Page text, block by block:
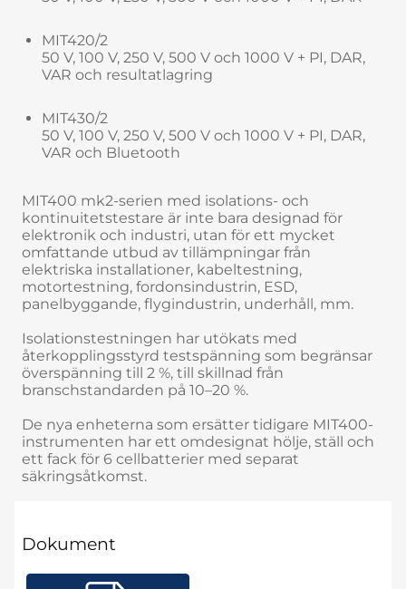
MIT420/2
50 V, 100 V, 250 V, 500 V och 1000 V + PI, DAR,
VAR och resultatlagring
MIT430/2
50 V, 100 V, 250 V, 500 V och 1000 V + PI, DAR,
VAR och Bluetooth
MIT400 mk2-serien med isolations- och
kontinuitetstestare är inte bara designad för
elektronik och industri, utan för ett mycket
omfattande utbud av tillämpningar från
elektriska installationer, kabeltestning,
motortestning, fordonsindustrin, ESD,
panelbyggande, flygindustrin, underhåll, mm.
Isolationstestningen har utökats med
återkopplingsstyrd testspänning som begränsar
överspänning till 2 %, till skillnad från
branschstandarden på 10–20 %.
De nya enheterna som ersätter tidigare MIT400-
instrumenten har ett omdesignat hölje, ställ och
ett fack för 6 cellbatterier med separat
säkringsåtkomst.
Dokument